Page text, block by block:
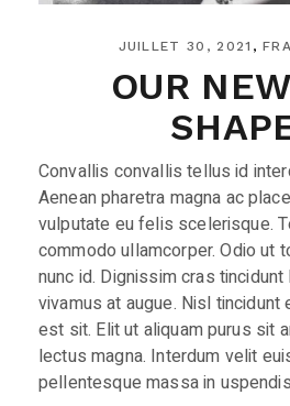
JUILLET 30, 2021
OUR
Convallis convallis tellus id
Aenean pharetra magna ac
vulputate eu felis scelerisque.
commodo ullamcorper. Odio ut
nunc id. Dignissim cras
vivamus at augue. Nisl tincidunt
est sit. Elit ut aliquam purus sit
lectus magna. Interdum velit
pellentesque massa in